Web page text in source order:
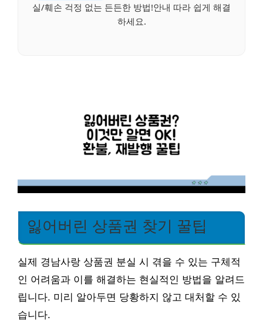
실/훼손 걱정 없는 든든한 방법!안내 따라 쉽게 해결
하세요.
잃어버린 상품권 찾기 꿀팁
실제 경남사랑 상품권 분실 시 겪을 수 있는 구체적
인 어려움과 이를 해결하는 현실적인 방법을 알려드
립니다. 미리 알아두면 당황하지 않고 대처할 수 있
습니다.